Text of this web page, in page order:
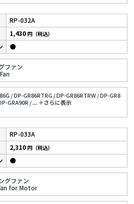
RP-032A
ファン
1,430円（税込）
●
/DP-GR86RTRG /DP-GR86RTRW /DP-GR8
GRA90R /... ＋さらに表⽰
RP-033A
グファン
for Motor
2,310円（税込）
●